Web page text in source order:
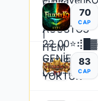
70
CAP
83
CAP